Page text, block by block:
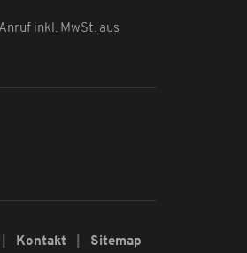
inkl. MwSt. aus
Kontakt Sitemap